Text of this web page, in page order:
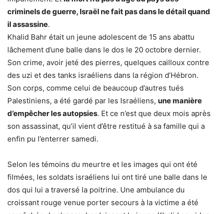
criminels de guerre, Israël ne fait pas dans le détail quand
il assassine.
Khalid Bahr était un jeune adolescent de 15 ans abattu
lâchement d’une balle dans le dos le 20 octobre dernier.
Son crime, avoir jeté des pierres, quelques cailloux contre
des uzi et des tanks israéliens dans la région d’Hébron.
Son corps, comme celui de beaucoup d’autres tués
Palestiniens, a été gardé par les Israéliens, une manière
d’empêcher les autopsies. Et ce n’est que deux mois après
son assassinat, qu’il vient d’être restitué à sa famille qui a
enfin pu l’enterrer samedi.
Selon les témoins du meurtre et les images qui ont été
filmées, les soldats israéliens lui ont tiré une balle dans le
dos qui lui a traversé la poitrine. Une ambulance du
croissant rouge venue porter secours à la victime a été